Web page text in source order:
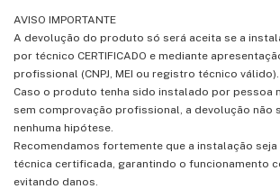
AVISO IMPORTANTE
A devolução do produto só será aceita se a
por técnico CERTIFICADO e mediante
profissional (CNPJ, MEI ou registro técnico válido).
Caso o produto tenha sido instalado por pessoa
sem comprovação profissional, a devolução não
nenhuma hipótese.
Recomendamos fortemente que a instalação
técnica certificada, garantindo o funcionamento
evitando danos.